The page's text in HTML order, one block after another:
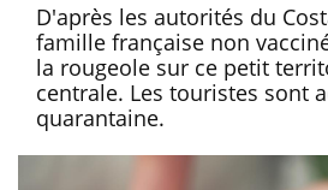
D'après les autorités du
famille française non
la rougeole sur ce petit
centrale. Les touristes sont
quarantaine.